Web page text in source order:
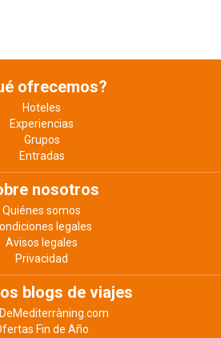
ofrecemos?
Hoteles
Experiencias
Grupos
Entradas
nosotros
Quiénes somos
legales
Avisos legales
Privacidad
blogs de viajes
Fin de Año